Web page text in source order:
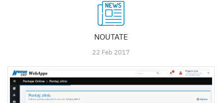
NOUTATE
22 Feb 2017